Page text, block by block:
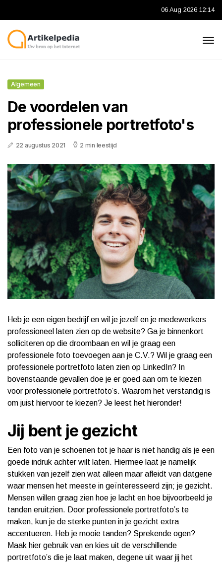
06 Aug 2026 12:14
Algemeen
De voordelen van
professionele portretfoto's
22 augustus 2021 2 min leestijd
Heb je een eigen bedrijf en wil je jezelf en je medewerkers
professioneel laten zien op de website? Ga je binnenkort
solliciteren op die droombaan en wil je graag een
professionele foto toevoegen aan je C.V.? Wil je graag een
professionele portretfoto laten zien op LinkedIn? In
bovenstaande gevallen doe je er goed aan om te kiezen
voor professionele portretfoto’s. Waarom het verstandig is
om juist hiervoor te kiezen? Je leest het hieronder!
Jij bent je gezicht
Een foto van je schoenen tot je haar is niet handig als je een
goede indruk achter wilt laten. Hiermee laat je namelijk
stukken van jezelf zien wat alleen maar afleidt van datgene
waar mensen het meeste in geïnteresseerd zijn; je gezicht.
Mensen willen graag zien hoe je lacht en hoe bijvoorbeeld je
tanden eruitzien. Door professionele portretfoto’s te
maken, kun je de sterke punten in je gezicht extra
accentueren. Heb je mooie tanden? Sprekende ogen?
Maak hier gebruik van en kies uit de verschillende
portretfoto’s die je laat maken, degene uit waar jij het